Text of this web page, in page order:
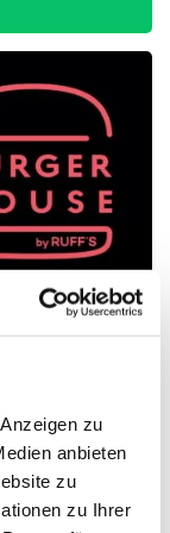
zu
anbieten
zu
zu Ihrer